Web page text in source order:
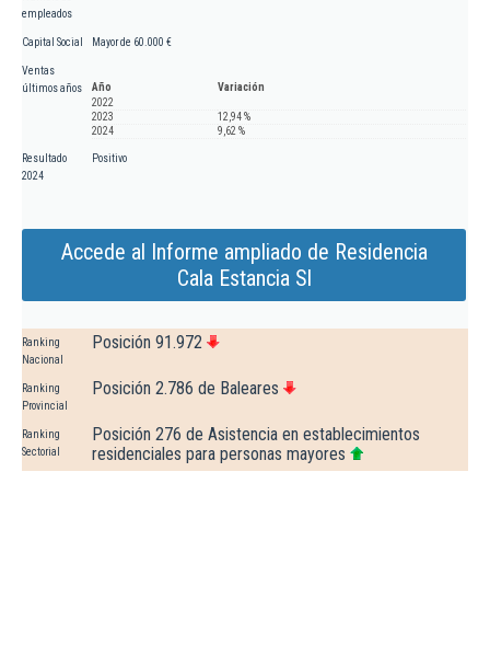
empleados
Capital Social Mayor de 60.000 €
Ventas
últimos años
Año
Variación
2022
2023
12,94 %
2024
9,62 %
Resultado
2024
Positivo
Accede al Informe ampliado de Residencia
Cala Estancia Sl
Ranking
Nacional
Posición 91.972
Ranking
Provincial
Posición 2.786 de Baleares
Ranking
Sectorial
Posición 276 de Asistencia en establecimientos
residenciales para personas mayores